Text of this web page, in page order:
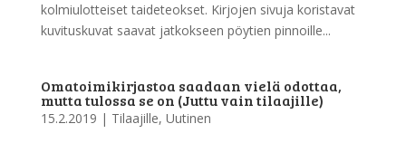
kolmiulotteiset taideteokset. Kirjojen sivuja koristavat
kuvituskuvat saavat jatkokseen pöytien pinnoille...
Omatoimikirjastoa saadaan vielä odottaa,
mutta tulossa se on (Juttu vain tilaajille)
15.2.2019 | Tilaajille, Uutinen